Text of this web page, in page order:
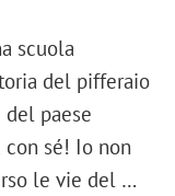
scuola
del pifferaio
paese
sé! Io non
le vie del …